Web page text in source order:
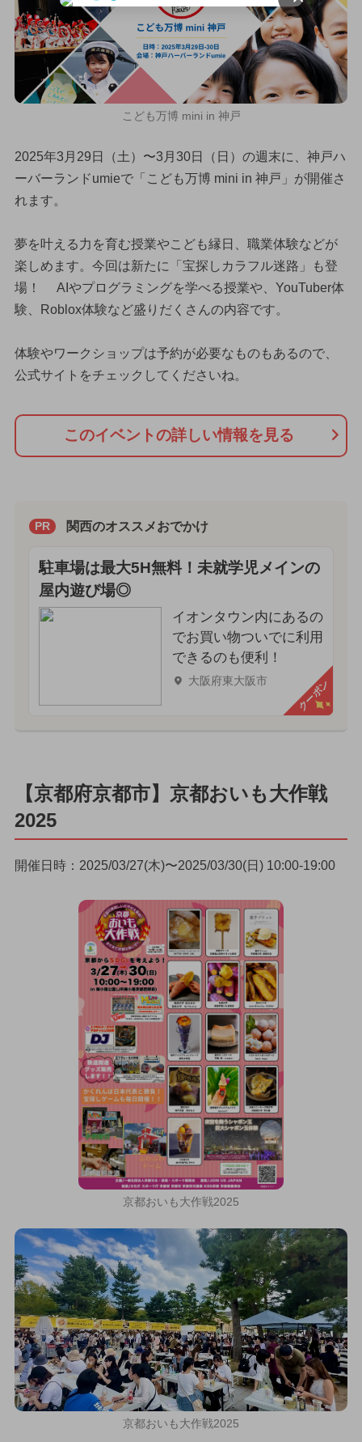
こども万博 mini in 神戸
2025年3月29日（土）〜3月30日（日）の週末に、神戸ハ
ーバーランドumieで「こども万博 mini in 神戸」が開催さ
れます。
夢を叶える力を育む授業やこども縁日、職業体験などが
楽しめます。今回は新たに「宝探しカラフル迷路」も登
場！ AIやプログラミングを学べる授業や、YouTuber体
験、Roblox体験など盛りだくさんの内容です。
体験やワークショップは予約が必要なものもあるので、
公式サイトをチェックしてくださいね。
このイベントの詳しい情報を見る
PR 関西のオススメおでかけ
駐車場は最大5H無料！未就学児メインの
屋内遊び場◎
イオンタウン内にあるの
でお買い物ついでに利用
できるのも便利！
大阪府東大阪市 クーポン
【京都府京都市】京都おいも大作戦
2025
開催日時：2025/03/27(木)〜2025/03/30(日) 10:00-19:00
京都おいも大作戦2025
京都おいも大作戦2025